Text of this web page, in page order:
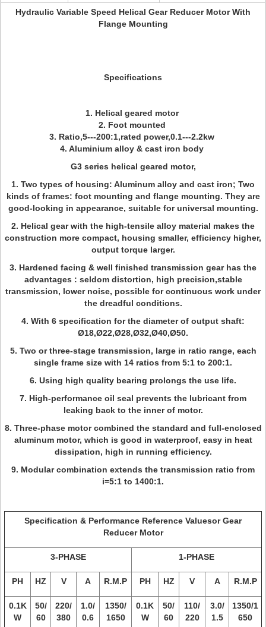
Hydraulic Variable Speed Helical Gear Reducer Motor With
Flange Mounting
Specifications
1. Helical geared motor
2. Foot mounted
3. Ratio,5---200:1,rated power,0.1---2.2kw
4. Aluminium alloy & cast iron body
G3 series helical geared motor,
1. Two types of housing: Aluminum alloy and cast iron; Two
kinds of frames: foot mounting and flange mounting. They are
good-looking in appearance, suitable for universal mounting.
2. Helical gear with the high-tensile alloy material makes the
construction more compact, housing smaller, efficiency higher,
output torque larger.
3. Hardened facing & well finished transmission gear has the
advantages : seldom distortion, high precision,stable
transmission, lower noise, possible for continuous work under
the dreadful conditions.
4. With 6 specification for the diameter of output shaft:
Ø18,Ø22,Ø28,Ø32,Ø40,Ø50.
5. Two or three-stage transmission, large in ratio range, each
single frame size with 14 ratios from 5:1 to 200:1.
6. Using high quality bearing prolongs the use life.
7. High-performance oil seal prevents the lubricant from
leaking back to the inner of motor.
8. Three-phase motor combined the standard and full-enclosed
aluminum motor, which is good in waterproof, easy in heat
dissipation, high in running efficiency.
9. Modular combination extends the transmission ratio from
i=5:1 to 1400:1.
Specification & Performance Reference Valuesor Gear
Reducer Motor
3-PHASE 1-PHASE
PH HZ V A R.M.P PH HZ V A R.M.P
0.1K
W
50/
60
220/
380
1.0/
0.6
1350/
1650
0.1K
W
50/
60
110/
220
3.0/
1.5
1350/1
650